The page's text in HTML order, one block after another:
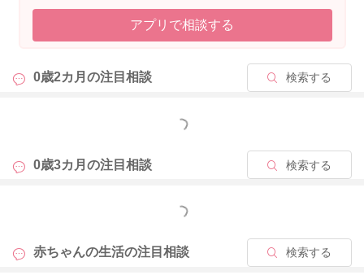
まりもさんが洗っている間は、脱衣所のところでクーハンやバ
もしれません。
扉を開け気味にしていてもらうと良いですよ。
成長と共に、お子さんも慣れていったり、またさらにわかるこ
2025/11/10 13:03
アプリで相談する
0歳2カ月の注目相談 検索する
もっと見る
0歳3カ月の注目相談 検索する
もっと見る
赤ちゃんの生活の注目相談 検索する